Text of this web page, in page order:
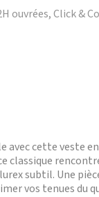
ouvrées, Click &
avec cette veste
classique
subtil. Une
vos tenues du